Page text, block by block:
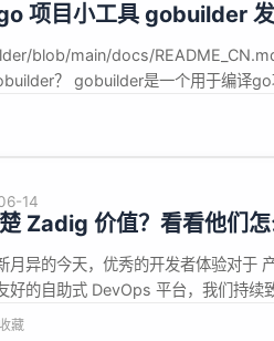
项目小工具 gobuilder
blob/main/docs/README_CN.md
？ gobuilder是一个用于编译go
14
Zadig 价值？看看他们
月异的今天，优秀的开发者体验对于
好的自助式 DevOps 平台，我们持续
的证明。 我们发起了「Zadig 使用情
收藏